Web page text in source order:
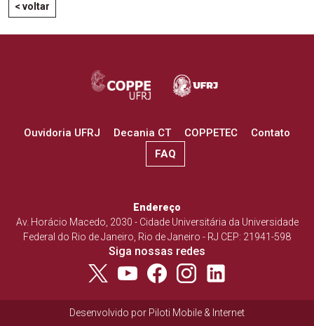
< voltar
Ouvidoria UFRJ Decania CT COPPETEC
Contato
FAQ
Endereço
Av. Horácio Macedo, 2030 - Cidade Universitária da Universidade
Federal do Rio de Janeiro, Rio de Janeiro - RJ CEP: 21941-598
Siga nossas redes
Desenvolvido por Piloti Mobile & Internet